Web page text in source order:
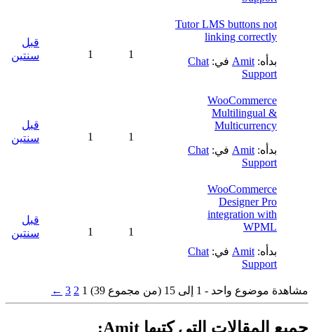
Tutor LMS buttons not
linking correctly
بدأه: Amit في: Chat
Support
1
1
قبل
سنتين
WooCommerce
Multilingual &
Multicurrency
بدأه: Amit في: Chat
Support
1
1
قبل
سنتين
WooCommerce
Designer Pro
integration with
WPML
بدأه: Amit في: Chat
Support
1
1
قبل
سنتين
مشاهدة موضوع واحد - 1 إلى 15 (من مجموع 39) 1
2
3
←
جميع المقالات التي كتبها Amit: